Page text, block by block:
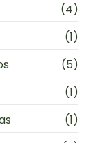
(4)
(1)
(5)
(1)
(1)